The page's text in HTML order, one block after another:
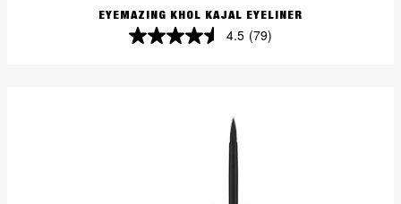
EYEMAZING KHOL KAJAL EYELINER
4.5 (79)
4.5